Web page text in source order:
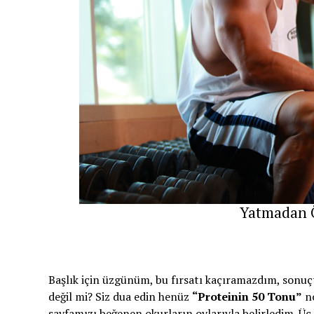
Yatmadan
Başlık için üzgünüm, bu fırsatı kaçıramazdım,
değil mi? Siz dua edin henüz “Proteinin 50 Tonu”